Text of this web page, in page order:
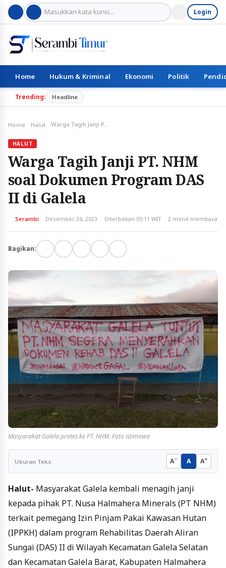
Login
Home Hukum & Kriminal Ekonomi Politik
Trending: Headline
Home Halut Warga Tagih Janji PT. NHM soal Dokumen Program DAS II di Galela
HALUT
Warga Tagih Janji PT. NHM
soal Dokumen Program DAS
II di Galela
Serambi Desember 26, 2023 Diterbitkan 05:11 WIT 2 menit membaca
Bagikan:
Masyarakat Galela protes ke PT. NHM. Foto istimewa
Ukuran Teks: A− A A+
Halut- Masyarakat Galela kembali menagih janji
kepada pihak PT. Nusa Halmahera Minerals (PT NHM)
terkait pemegang Izin Pinjam Pakai Kawasan Hutan
(IPPKH) dalam program Rehabilitas Daerah Aliran
Sungai (DAS) II di Wilayah Kecamatan Galela Selatan
dan Kecamatan Galela Barat, Kabupaten Halmahera